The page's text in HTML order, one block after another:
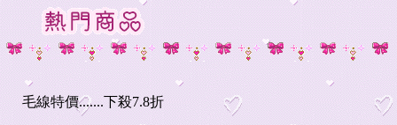
毛線特價.......下殺7.8折